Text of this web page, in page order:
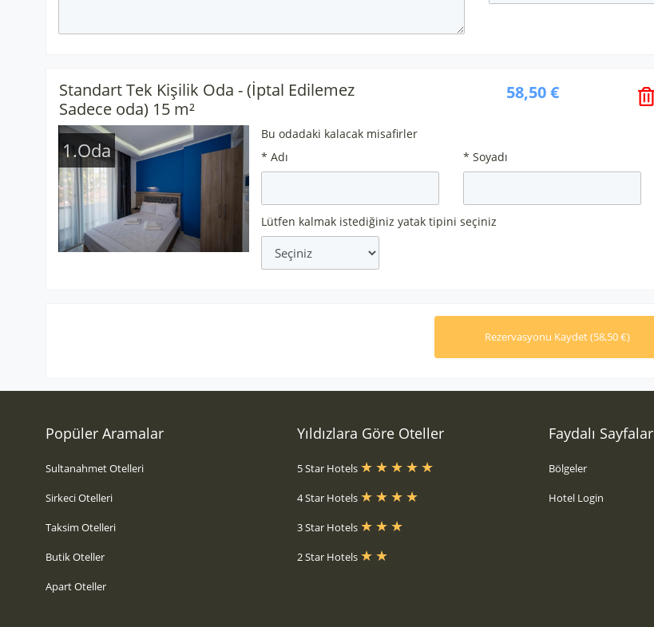
Standart Tek Kişilik Oda - (İptal Edilemez
Sadece oda) 15 m²
58,50 €
1.Oda
Bu odadaki kalacak misafirler
* Adı
* Soyadı
Lütfen kalmak istediğiniz yatak tipini seçiniz
Popüler Aramalar
Sultanahmet Otelleri
Sirkeci Otelleri
Taksim Otelleri
Butik Oteller
Apart Oteller
Yıldızlara Göre Oteller
5 Star Hotels
4 Star Hotels
3 Star Hotels
2 Star Hotels
Faydalı Sayfalar
Bölgeler
Hotel Login